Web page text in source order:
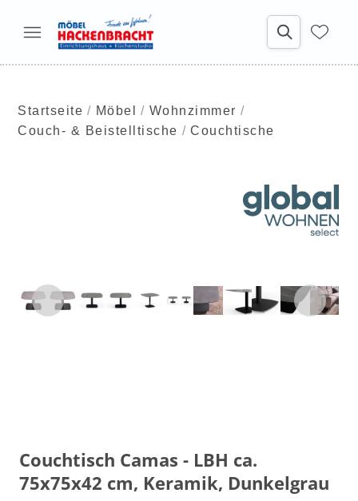
Startseite Möbel
Wohnzimmer
Couch- & Beistelltische
Couchtische
Couchtisch Camas - LBH ca.
75x75x42 cm, Keramik, Dunkelgrau